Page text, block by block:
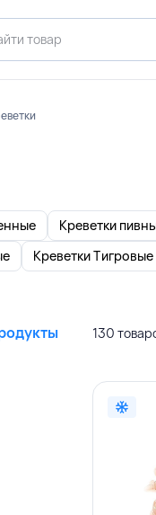
Креветки
Креветки Тигровые
130